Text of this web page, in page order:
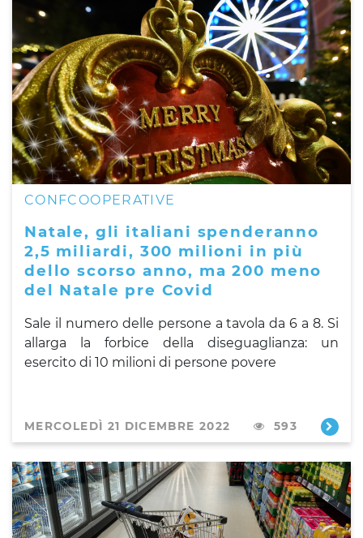
CONFCOOPERATIVE
Natale, gli italiani spenderanno
2,5 miliardi, 300 milioni in più
dello scorso anno, ma 200 meno
del Natale pre Covid
Sale il numero delle persone a tavola da 6 a 8. Si
allarga la forbice della diseguaglianza: un
esercito di 10 milioni di persone povere
MERCOLEDÌ 21 DICEMBRE 2022 593